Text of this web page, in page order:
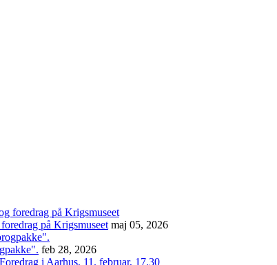
på Krigsmuseet maj 05, 2026
feb 28, 2026